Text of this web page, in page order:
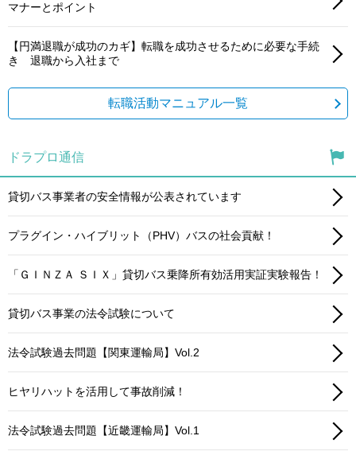
マナーとポイント
【円満退職が成功のカギ】転職を成功させるために必要な手続
き 退職から入社まで
転職活動マニュアル一覧
ドラプロ通信
貸切バス事業者の安全情報が公表されています
プラグイン・ハイブリット（PHV）バスの社会貢献！
「ＧＩＮＺＡ ＳＩＸ」貸切バス乗降所有効活用実証実験報告！
貸切バス事業の法令試験について
法令試験過去問題【関東運輸局】Vol.2
ヒヤリハットを活用して事故削減！
法令試験過去問題【近畿運輸局】Vol.1